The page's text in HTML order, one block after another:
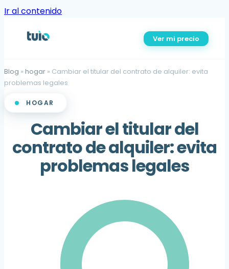
Ir al contenido
Ver mi precio
Blog » hogar » Cambiar el titular del contrato de alquiler: evita
problemas legales
HOGAR
Cambiar el titular del
contrato de alquiler: evita
problemas legales